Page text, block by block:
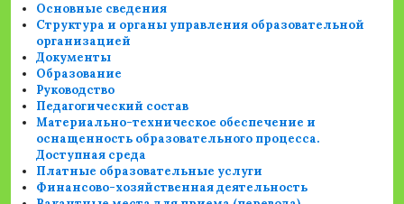
Основные сведения
Структура и органы управления образовательной
организацией
Документы
Образование
Руководство
Педагогический состав
Материально-техническое обеспечение и
оснащенность образовательного процесса.
Доступная среда
Платные образовательные услуги
Финансово-хозяйственная деятельность